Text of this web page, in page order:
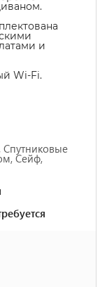
и
Wi-Fi.
Сейф,